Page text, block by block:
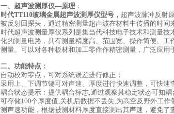
一、超声波测厚仪—原理 ：
时代TT110玻璃金属超声波测厚仪型号 ， 超声波脉冲反射
被反射回探头，通过精密测量超声波在材料中传播的时间
时代超声波测量厚仪系列是集当代科技电子技术和测量
化的测量电路，具有测量精度高、范围宽、操作简便、
测量。可以对各种板材和加工零件作精密测量，广泛应
二、功能特点：
自动校对零点，可对系统误差进行修正；
采用上、下调节键可对声速、厚度进行快速调整，可快速
耦合状态提示：提供耦合标志,通过观察其稳定状态可知耦
可存储100个厚度值,关机后数据不丢失,为高空及野外工作
测声速功能，根据被测材料厚度直接测出其声速，避免了